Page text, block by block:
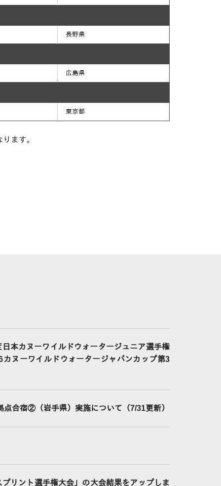
長野県
広島県
東京都
ます。
本カヌーワイルドウォータージュニア選手権
ヌーワイルドウォータージャパンカップ第3
合宿②（岩手県）実施について（7/31更新）
リント選手権大会」の大会結果をアップしま